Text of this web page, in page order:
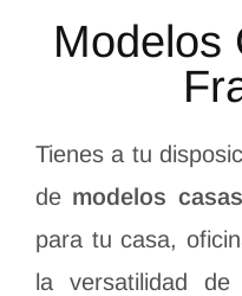
Modelos
Tienes a tu
de modelos
para tu casa,
la versatilidad